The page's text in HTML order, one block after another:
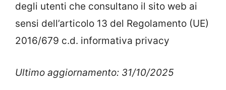
degli utenti che consultano il sito web ai
sensi dell’articolo 13 del Regolamento (UE)
2016/679 c.d. informativa privacy
Ultimo aggiornamento: 31/10/2025